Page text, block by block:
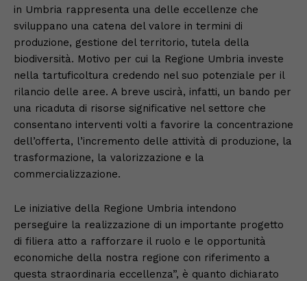
in Umbria rappresenta una delle eccellenze che
sviluppano una catena del valore in termini di
produzione, gestione del territorio, tutela della
biodiversità. Motivo per cui la Regione Umbria investe
nella tartuficoltura credendo nel suo potenziale per il
rilancio delle aree. A breve uscirà, infatti, un bando per
una ricaduta di risorse significative nel settore che
consentano interventi volti a favorire la concentrazione
dell’offerta, l’incremento delle attività di produzione, la
trasformazione, la valorizzazione e la
commercializzazione.
Le iniziative della Regione Umbria intendono
perseguire la realizzazione di un importante progetto
di filiera atto a rafforzare il ruolo e le opportunità
economiche della nostra regione con riferimento a
questa straordinaria eccellenza”, è quanto dichiarato